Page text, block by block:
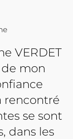
VERDET
mon
rencontré
se sont
dans les